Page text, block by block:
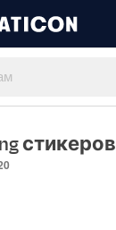
стикеров